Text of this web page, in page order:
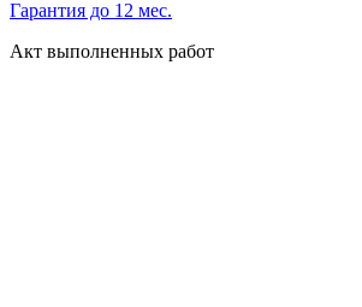
Гарантия до 12 мес.
Акт выполненных работ